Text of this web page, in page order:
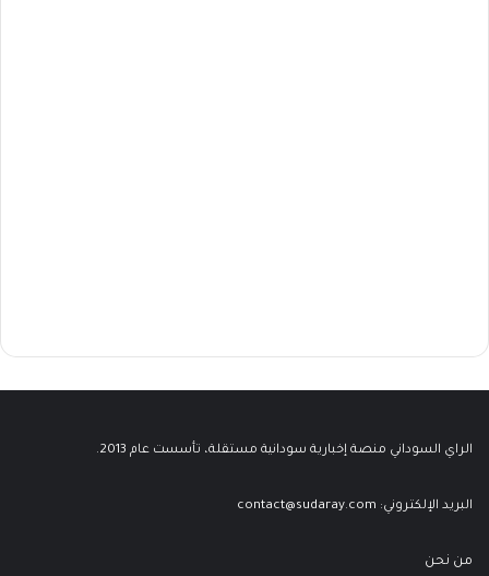
الراي السوداني منصة إخبارية سودانية مستقلة، تأسست عام 2013.
البريد الإلكتروني: contact@sudaray.com
من نحن